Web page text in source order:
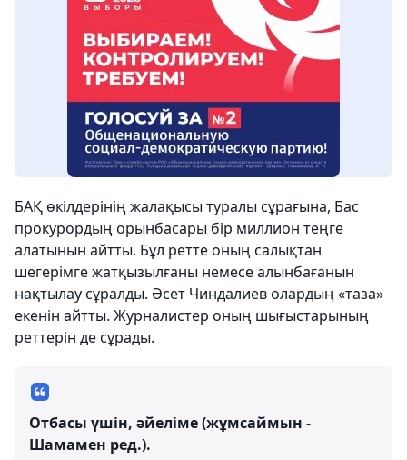
БАҚ өкілдерінің жалақысы туралы сұрағына, Бас
прокурордың орынбасары бір миллион теңге
алатынын айтты. Бұл ретте оның салықтан
шегерімге жатқызылғаны немесе алынбағанын
нақтылау сұралды. Әсет Чиндалиев олардың «таза»
екенін айтты. Журналистер оның шығыстарының
реттерін де сұрады.
Отбасы үшін, әйеліме (жұмсаймын -
Шамамен ред.).